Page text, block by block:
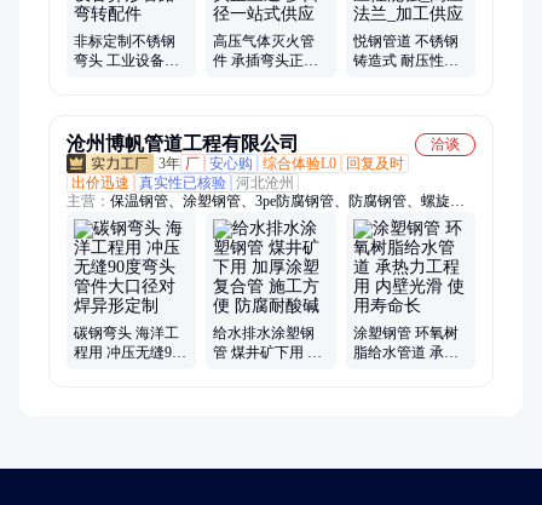
偏心大小头、管帽封头、不锈钢封头管帽
非标定制不锈钢
弯头 工业设备异
高压气体灭火管
件 承插弯头正三
悦钢管道 不锈钢
铸造式 耐压性能
沧州博帆管道工程有限公司
洽谈
3年 厂 安心购 综合体验L0
回复及时
出价迅速
真实性已核验 河北沧州
主营： 保温钢管、涂塑钢管、3pe防腐钢管、防腐钢管、螺旋钢
管、聚氨酯保温钢管、钢套钢保温钢管
碳钢弯头 海洋工
程用 冲压无缝90
给水排水涂塑钢
管 煤井矿下用 加
涂塑钢管 环氧树
脂给水管道 承热